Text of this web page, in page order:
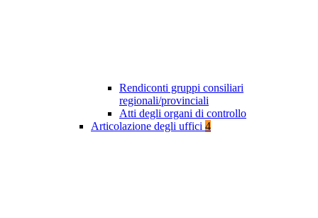
Rendiconti gruppi consiliari
regionali/provinciali
Atti degli organi di controllo
Articolazione degli uffici 4